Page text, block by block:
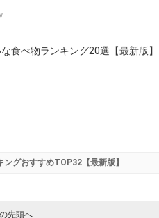
食べ物ランキング20選【最新版】
グおすすめTOP32【最新版】
先頭へ